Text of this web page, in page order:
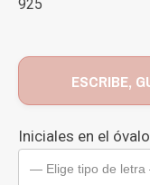
925
ESCRIBE,
Iniciales en el
— Elige tipo de